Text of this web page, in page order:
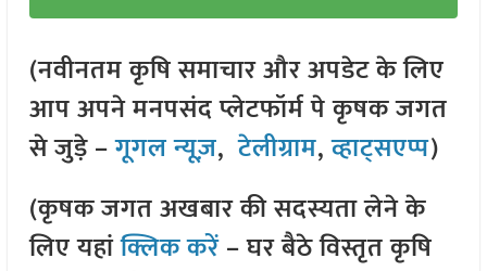
(नवीनतम कृषि समाचार और अपडेट के लिए
आप अपने मनपसंद प्लेटफॉर्म पे कृषक जगत
से जुड़े –गूगल न्यूज़,टेलीग्राम,व्हाट्सएप्प)
(कृषक जगत अखबार की सदस्यता लेने के
लिए यहांक्लिक करें– घर बैठे विस्तृत कृषि